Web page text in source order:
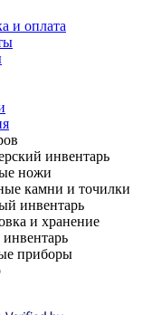
и оплата
инвентарь
ножи
камни и точилки
инвентарь
и хранение
приборы